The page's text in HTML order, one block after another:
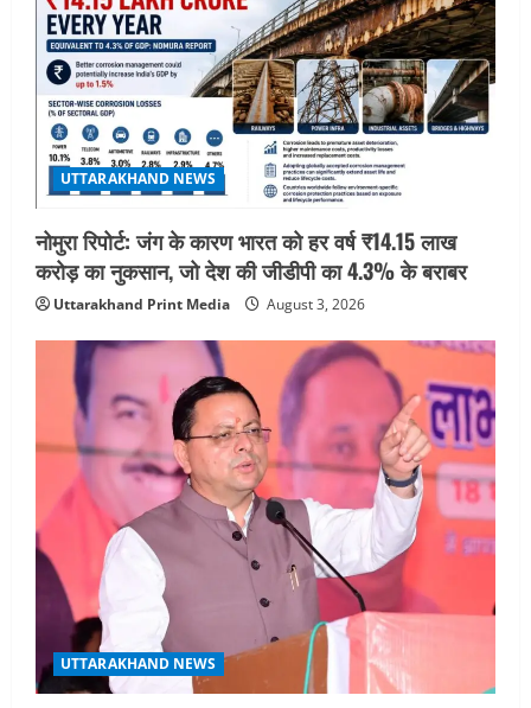
5
की जांच कर विस्तृत रिपोर्ट प्रस्तुत करने के
डीएम ने दिए निर्देश
July 31, 2026
UTTARAKHAND NEWS
नोमुरा रिपोर्ट: जंग के कारण भारत को हर वर्ष ₹14.15 लाख
करोड़ का नुकसान, जो देश की जीडीपी का 4.3% के बराबर
Uttarakhand Print Media August 3, 2026
UTTARAKHAND NEWS